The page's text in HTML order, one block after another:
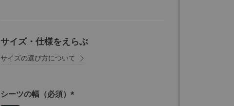
サイズ・仕様をえらぶ
サイズの選び方について
シーツの幅（必須）